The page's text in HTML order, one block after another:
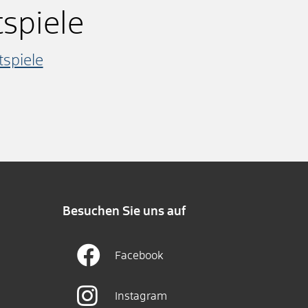
Besuchen Sie uns auf
Facebook
Instagram